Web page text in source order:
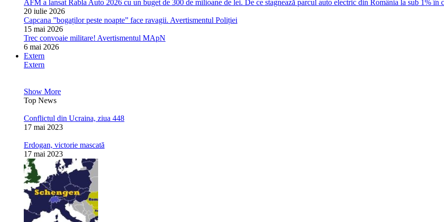
AFM a lansat Rabla Auto 2026 cu un buget de 300 de milioane de lei. De ce stagnează parcul auto electric din România la sub 1% în
20 iulie 2026
Capcana ”bogaților peste noapte” face ravagii. Avertismentul Poliției
15 mai 2026
Trec convoaie militare! Avertismentul MApN
6 mai 2026
Extern
Extern
Show More
Top News
Conflictul din Ucraina, ziua 448
17 mai 2023
Erdogan, victorie mascată
17 mai 2023